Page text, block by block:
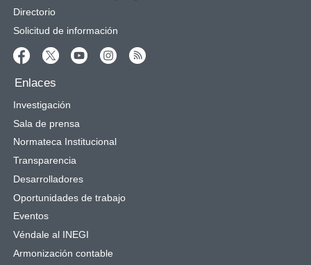
Directorio
Solicitud de información
Enlaces
Investigación
Sala de prensa
Normateca Institucional
Transparencia
Desarrolladores
Oportunidades de trabajo
Eventos
Véndale al INEGI
Armonización contable